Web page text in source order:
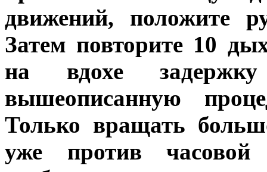
движений, положите
Затем повторите 10
на вдохе
вышеописанную
Только вращать
уже против часовой